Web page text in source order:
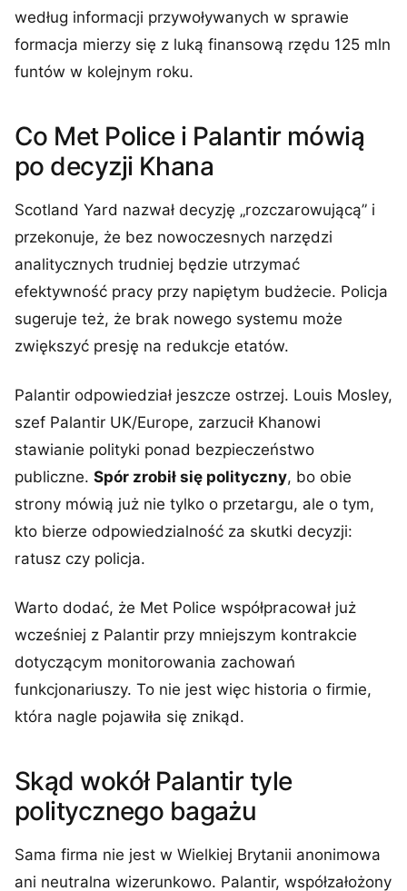
według informacji przywoływanych w sprawie
formacja mierzy się z luką finansową rzędu 125 mln
funtów w kolejnym roku.
Co Met Police i Palantir mówią
po decyzji Khana
Scotland Yard nazwał decyzję „rozczarowującą” i
przekonuje, że bez nowoczesnych narzędzi
analitycznych trudniej będzie utrzymać
efektywność pracy przy napiętym budżecie. Policja
sugeruje też, że brak nowego systemu może
zwiększyć presję na redukcje etatów.
Palantir odpowiedział jeszcze ostrzej. Louis Mosley,
szef Palantir UK/Europe, zarzucił Khanowi
stawianie polityki ponad bezpieczeństwo
publiczne. Spór zrobił się polityczny, bo obie
strony mówią już nie tylko o przetargu, ale o tym,
kto bierze odpowiedzialność za skutki decyzji:
ratusz czy policja.
Warto dodać, że Met Police współpracował już
wcześniej z Palantir przy mniejszym kontrakcie
dotyczącym monitorowania zachowań
funkcjonariuszy. To nie jest więc historia o firmie,
która nagle pojawiła się znikąd.
Skąd wokół Palantir tyle
politycznego bagażu
Sama firma nie jest w Wielkiej Brytanii anonimowa
ani neutralna wizerunkowo. Palantir, współzałożony